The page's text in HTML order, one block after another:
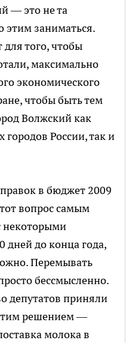
— это не та
этим заниматься.
того, чтобы
максимально
экономического
чтобы быть тем
Волжский как
России, так и
в бюджет 2009
вопрос самым
некоторыми
дней до конца года,
Перемывать
бессмысленно.
депутатов приняли
решением —
молока в